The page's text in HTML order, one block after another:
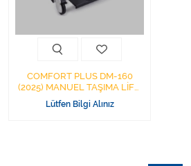
COMFORT PLUS DM-160
(2025) MANUEL TAŞIMA LİFTİ
TUVALETLİ TEKERLEKLİ
SANDALYE AYAK PEDALLI
Lütfen Bilgi Alınız